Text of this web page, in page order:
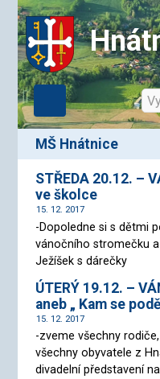
MŠ Hnátnice
STŘEDA 20.12. –
ve školce
15. 12. 2017
-Dopoledne si s dětmi
vánočního stromečku
Ježíšek s dárečky
ÚTERÝ 19.12. –
aneb „ Kam se
15. 12. 2017
-zveme všechny
všechny obyvatele z
divadelní představení